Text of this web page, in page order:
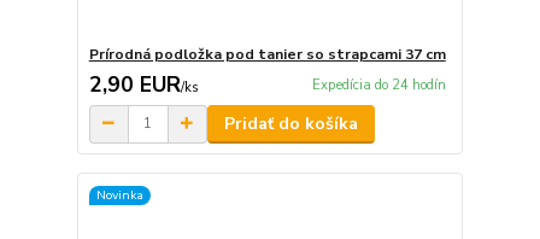
Prírodná podložka pod tanier so strapcami 37 cm
2,90 EUR/ks Expedícia do 24 hodín
Pridať do košíka
Novinka